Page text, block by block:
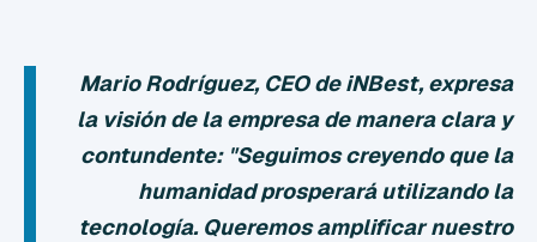
Mario Rodríguez, CEO de iNBest, expresa
la visión de la empresa de manera clara y
contundente: "Seguimos creyendo que la
humanidad prosperará utilizando la
tecnología. Queremos amplificar nuestro